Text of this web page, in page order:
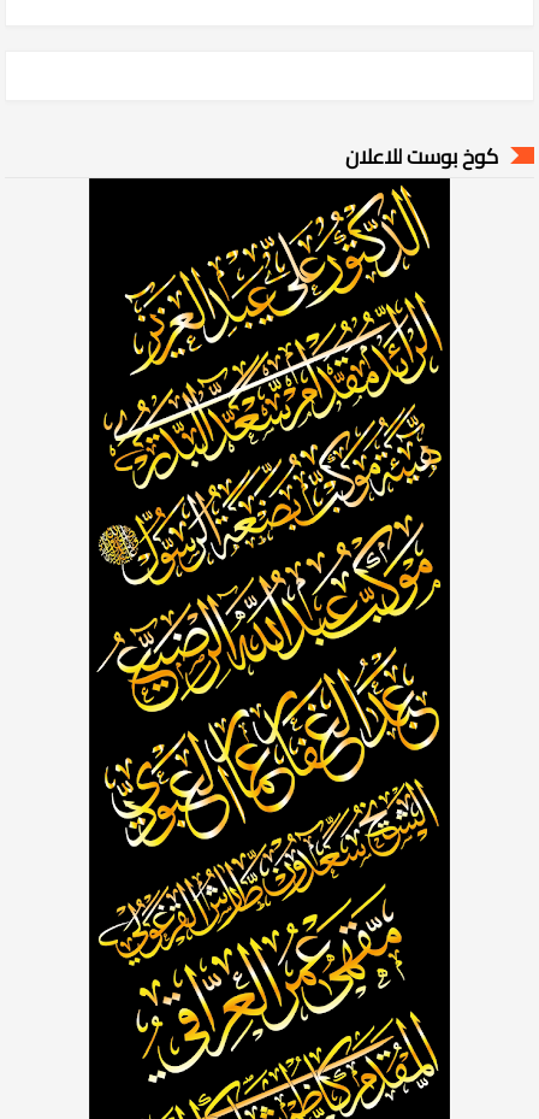
كوخ بوست للاعلان